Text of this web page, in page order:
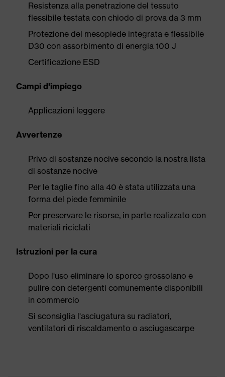
Resistenza alla penetrazione del tessuto
flessibile testata con chiodo di prova da 3 mm
Protezione del mesopiede integrata e flessibile
D30 con assorbimento di energia 100 J
Certificazione ESD
Campi d'impiego
Applicazioni leggere
Avvertenze
Privo di sostanze nocive secondo la nostra lista
di sostanze nocive
Per le taglie fino alla 40 è stata utilizzata una
forma del piede femminile
Per preservare le risorse, in parte realizzato con
materiali riciclati
Istruzioni per la cura
Dopo l'uso eliminare lo sporco grossolano e
pulire con detergenti comunemente disponibili
in commercio
Si sconsiglia l'asciugatura su radiatori,
ventilatori di riscaldamento o asciugascarpe